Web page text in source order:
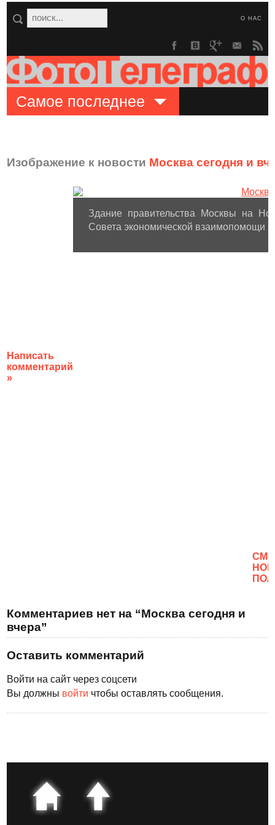
О НАС
Самое последнее
Изображение к новости Москва сегодня и
Написать
комментарий
»
Здание правительства Москвы на
Совета экономической взаимопомощи
Комментариев нет на “Москва сегодня и
вчера”
Оставить комментарий
Войти на сайт через соцсети
Вы должны войти чтобы оставлять сообщения.